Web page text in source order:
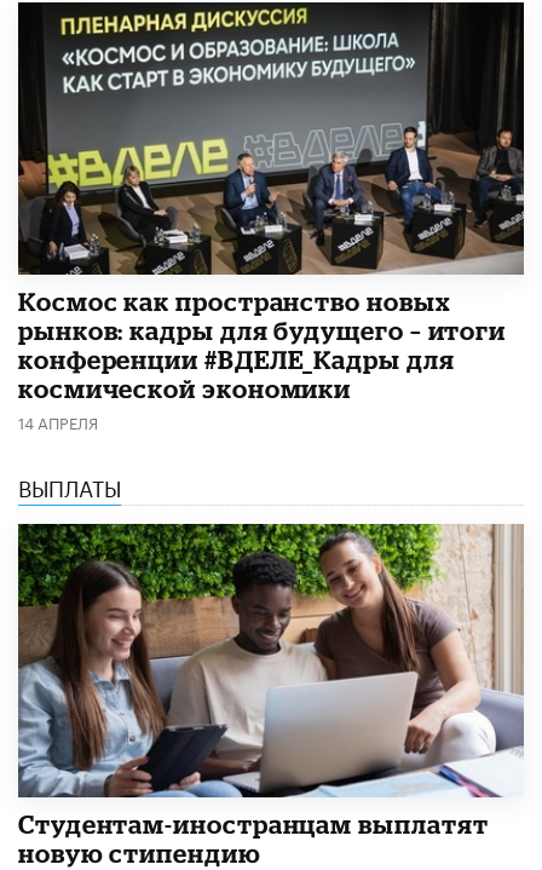
Космос как пространство новых
рынков: кадры для будущего – итоги
конференции #ВДЕЛЕ_Кадры для
космической экономики
14 АПРЕЛЯ
ВЫПЛАТЫ
Студентам-иностранцам выплатят
новую стипендию